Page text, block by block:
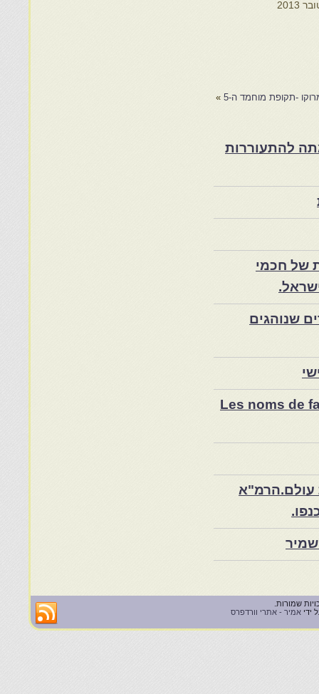
-תקופת מוחמד ה-5 »
במרוקו בסוף המאה ה־19 ותרומתה להתעוררות
של חכמי
שנוהגים
Les noms de
עולם.הרמ"א
ידי אמיר - אתרי וורדפרס